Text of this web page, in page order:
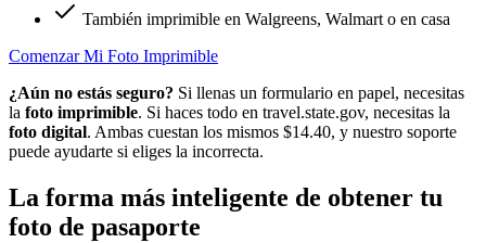
También imprimible en Walgreens, Walmart o en casa
Comenzar Mi Foto Imprimible
¿Aún no estás seguro? Si llenas un formulario en papel, necesitas
la foto imprimible. Si haces todo en travel.state.gov, necesitas la
foto digital. Ambas cuestan los mismos $14.40, y nuestro soporte
puede ayudarte si eliges la incorrecta.
La forma más inteligente de obtener tu
foto de pasaporte